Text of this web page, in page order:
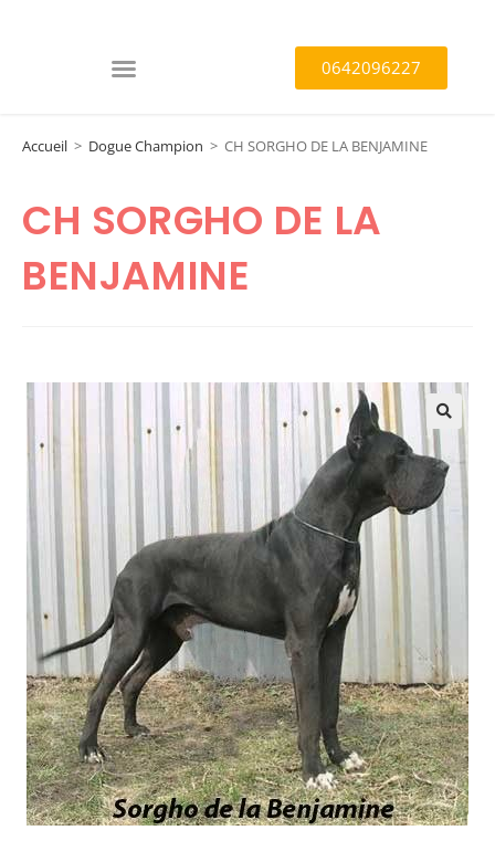
0642096227
Accueil > Dogue Champion > CH SORGHO DE LA BENJAMINE
CH SORGHO DE LA
BENJAMINE
🔍